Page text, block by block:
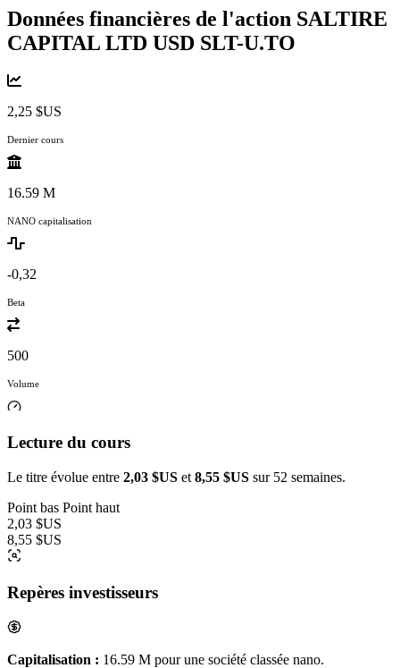
Données financières de l'action SALTIRE
CAPITAL LTD USD SLT-U.TO
2,25 $US
Dernier cours
16.59 M
NANO capitalisation
-0,32
Beta
500
Volume
Lecture du cours
Le titre évolue entre 2,03 $US et 8,55 $US sur 52 semaines.
Point bas Point haut
2,03 $US
8,55 $US
Repères investisseurs
Capitalisation : 16.59 M pour une société classée nano.